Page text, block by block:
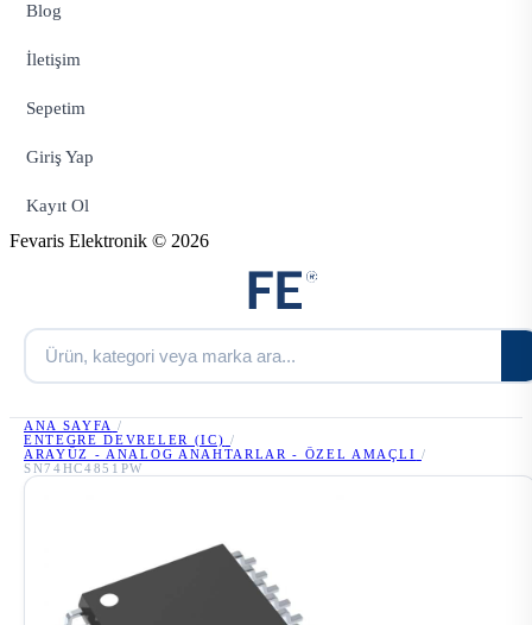
Blog
İletişim
Sepetim
Giriş Yap
Kayıt Ol
Fevaris Elektronik © 2026
ANA SAYFA /
ENTEGRE DEVRELER (IC) /
ARAYÜZ - ANALOG ANAHTARLAR - ÖZEL AMAÇLI /
SN74HC4851PW